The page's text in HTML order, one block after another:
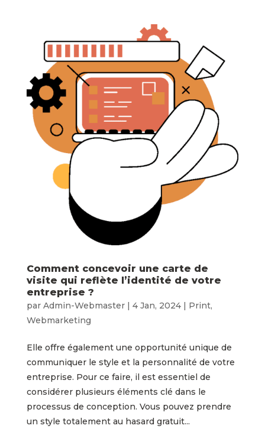
Comment concevoir une carte de
visite qui reflète l’identité de votre
entreprise ?
par Admin-Webmaster| 4 Jan, 2024| Print,
Webmarketing
Elle offre également une opportunité unique de
communiquer le style et la personnalité de votre
entreprise. Pour ce faire, il est essentiel de
considérer plusieurs éléments clé dans le
processus de conception. Vous pouvez prendre
un style totalement au hasard gratuit...